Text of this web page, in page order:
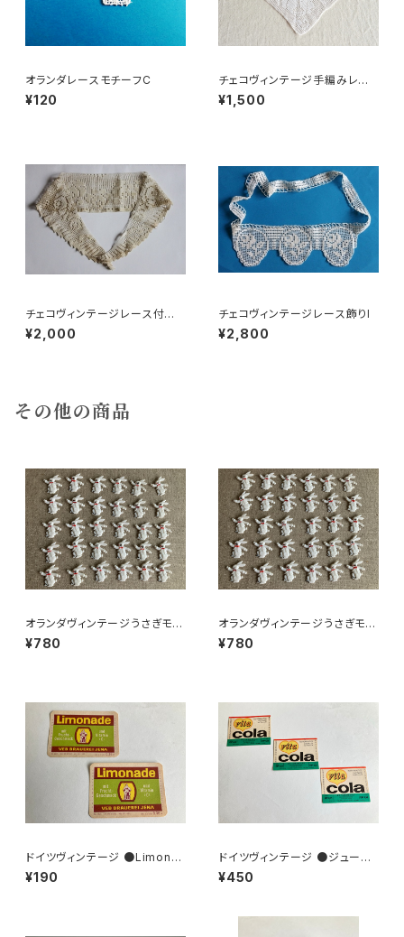
オランダレースモチーフC
¥120
チェコヴィンテージ手編みレー
スバラ柄三角
¥1,500
チェコヴィンテージレース付け
襟c
¥2,000
チェコヴィンテージレース飾りl
¥2,800
その他の商品
オランダヴィンテージうさぎモチ
ーフプラパーツ30個セットNo15
1
¥780
オランダヴィンテージうさぎモチ
ーフプラパーツ30個セットNo7
0
¥780
ドイツヴィンテージ ●Limona
deラベル２枚組●
¥190
ドイツヴィンテージ ●ジュース
ラベル3枚組●vitacolaビタコ
ーラ
¥450